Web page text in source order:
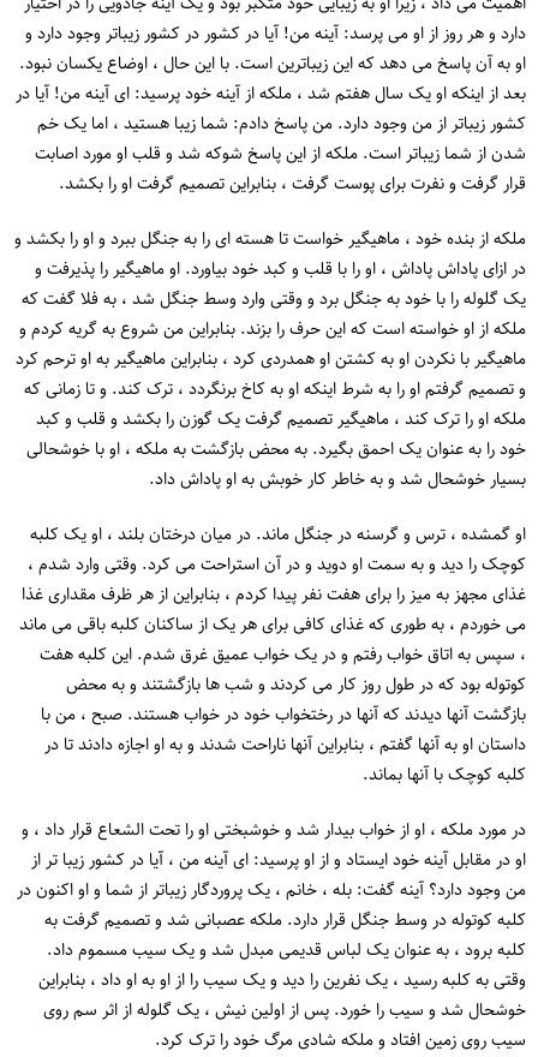
دارد و هر روز از او می پرسد: آینه من! آیا در کشور در کشور زیباتر وجود دارد و
او به آن پاسخ می دهد که این زیباترین است. با این حال ، اوضاع یکسان نبود.
بعد از اینکه او یک سال هفتم شد ، ملکه از آینه خود پرسید: ای آینه من! آیا در
کشور زیباتر از من وجود دارد. من پاسخ دادم: شما زیبا هستید ، اما یک خم
شدن از شما زیباتر است. ملکه از این پاسخ شوکه شد و قلب او مورد اصابت
قرار گرفت و نفرت برای پوست گرفت ، بنابراین تصمیم گرفت او را بکشد.
ملکه از بنده خود ، ماهیگیر خواست تا هسته ای را به جنگل ببرد و او را بکشد و
در ازای پاداش پاداش ، او را با قلب و کبد خود بیاورد. او ماهیگیر را پذیرفت و
یک گلوله را با خود به جنگل برد و وقتی وارد وسط جنگل شد ، به فلا گفت که
ملکه از او خواسته است که این حرف را بزند. بنابراین من شروع به گریه کردم و
ماهیگیر با نکردن او به کشتن او همدردی کرد ، بنابراین ماهیگیر به او ترحم کرد
و تصمیم گرفتم او را به شرط اینکه او به کاخ برنگردد ، ترک کند. و تا زمانی که
ملکه او را ترک کند ، ماهیگیر تصمیم گرفت یک گوزن را بکشد و قلب و کبد
خود را به عنوان یک احمق بگیرد. به محض بازگشت به ملکه ، او با خوشحالی
بسیار خوشحال شد و به خاطر کار خوبش به او پاداش داد.
او گمشده ، ترس و گرسنه در جنگل ماند. در میان درختان بلند ، او یک کلبه
کوچک را دید و به سمت او دوید و در آن استراحت می کرد. وقتی وارد شدم ،
غذای مجهز به میز را برای هفت نفر پیدا کردم ، بنابراین از هر ظرف مقداری غذا
می خوردم ، به طوری که غذای کافی برای هر یک از ساکنان کلبه باقی می ماند
، سپس به اتاق خواب رفتم و در یک خواب عمیق غرق شدم. این کلبه هفت
کوتوله بود که در طول روز کار می کردند و شب ها بازگشتند و به محض
بازگشت آنها دیدند که آنها در رختخواب خود در خواب هستند. صبح ، من با
داستان او به آنها گفتم ، بنابراین آنها ناراحت شدند و به او اجازه دادند تا در
کلبه کوچک با آنها بماند.
در مورد ملکه ، او از خواب بیدار شد و خوشبختی او را تحت الشعاع قرار داد ، و
او در مقابل آینه خود ایستاد و از او پرسید: ای آینه من ، آیا در کشور زیبا تر از
من وجود دارد؟ آینه گفت: بله ، خانم ، یک پروردگار زیباتر از شما و او اکنون در
کلبه کوتوله در وسط جنگل قرار دارد. ملکه عصبانی شد و تصمیم گرفت به
کلبه برود ، به عنوان یک لباس قدیمی مبدل شد و یک سیب مسموم داد.
وقتی به کلبه رسید ، یک نفرین را دید و یک سیب را از او به او داد ، بنابراین
خوشحال شد و سیب را خورد. پس از اولین نیش ، یک گلوله از اثر سم روی
سیب روی زمین افتاد و ملکه شادی مرگ خود را ترک کرد.